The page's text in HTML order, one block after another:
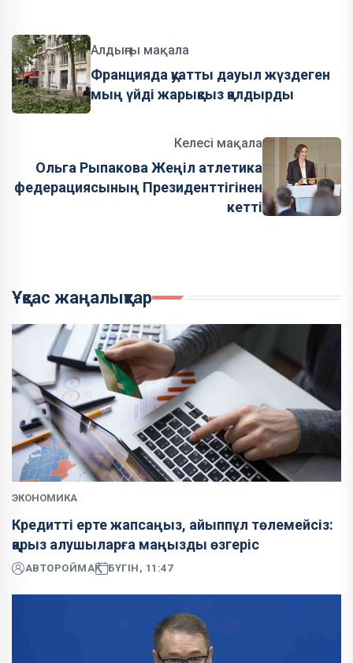
Алдыңғы мақала
Францияда қуатты дауыл жүздеген
мың үйді жарықсыз қалдырды
Келесі мақала
Ольга Рыпакова Жеңіл атлетика
федерациясының Президенттігінен
кетті
Ұқсас жаңалықтар
ЭКОНОМИКА
Кредитті ерте жапсаңыз, айыппұл төлемейсіз:
қарыз алушыларға маңызды өзгеріс
АВТОРОЙМАҚ БҮГІН, 11:47